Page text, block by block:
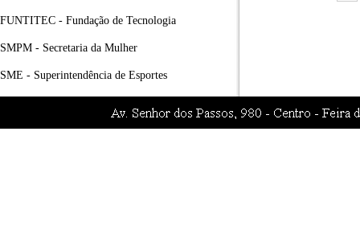
FUNTITEC - Fundação de Tecnologia
SMPM - Secretaria da Mulher
SME - Superintendência de Esportes